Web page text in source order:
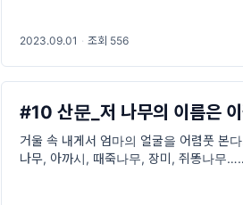
2023.09.01 · 조회 556
#10 산문_저 나무의 이름은
거울 속 내게서 엄마의 얼굴을 어렴풋 본
나무, 아까시, 때죽나무, 장미, 쥐똥나무